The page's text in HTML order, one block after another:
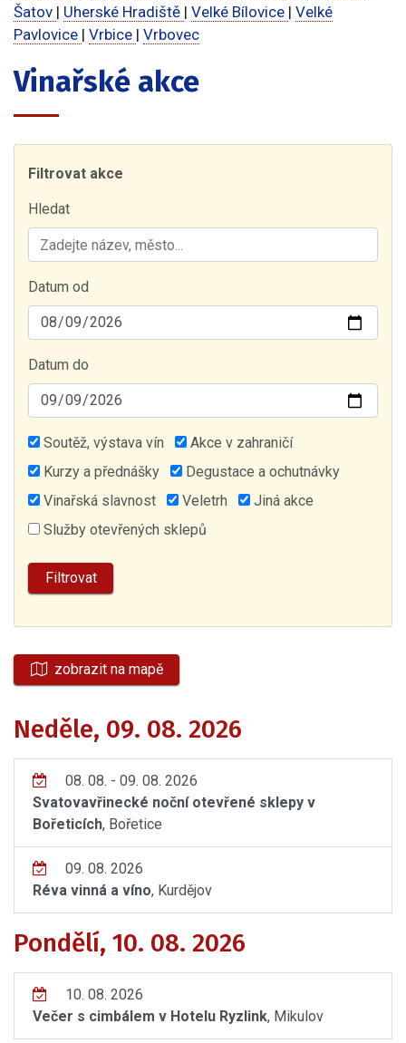
Šatov | Uherské Hradiště | Velké Bílovice | Velké
Pavlovice | Vrbice | Vrbovec
Vinařské akce
Filtrovat akce
Hledat
Datum od
Datum do
Soutěž, výstava vín
Akce v zahraničí
Kurzy a přednášky
Degustace a ochutnávky
Vinařská slavnost
Veletrh
Jiná akce
Služby otevřených sklepů
zobrazit na mapě
Neděle, 09. 08. 2026
08. 08. - 09. 08. 2026
Svatovavřinecké noční otevřené sklepy v
Bořeticích, Bořetice
09. 08. 2026
Réva vinná a víno, Kurdějov
Pondělí, 10. 08. 2026
10. 08. 2026
Večer s cimbálem v Hotelu Ryzlink, Mikulov